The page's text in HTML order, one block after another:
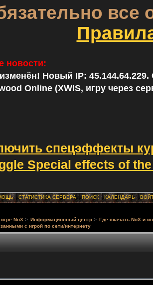
все
новости:
Новый IP: 45.144.64.229.
Online (XWIS, игру через
спецэффекты
Special effects of
СТАТИСТИКА СЕРВЕРА ПОИСК КАЛЕНДАРЬ
NoX > Информационный центр > Где скачать NoX и
с игрой по сети/интернету